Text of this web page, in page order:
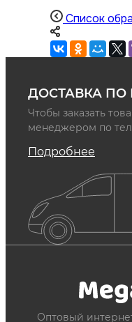
Список
ДОСТАВКА ПО
Чтобы заказать
менеджером по
Подробнее
Оптовый